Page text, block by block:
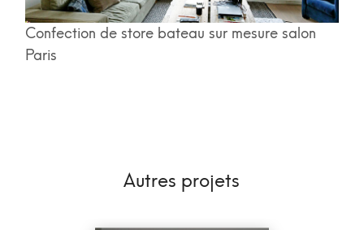
Confection de store bateau sur mesure salon
Paris
Autres projets